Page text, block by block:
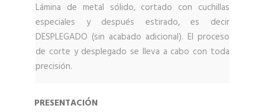
Lámina de metal sólido, cortado con cuchillas
especiales y después estirado, es decir
DESPLEGADO (sin acabado adicional). El proceso
de corte y desplegado se lleva a cabo con toda
precisión.
PRESENTACIÓN